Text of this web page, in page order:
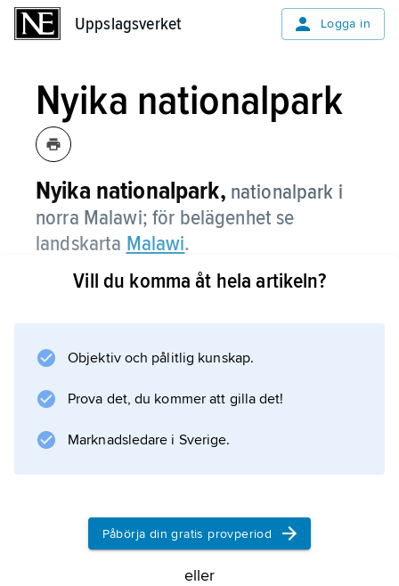
Uppslagsverket Logga in
Nyika nationalpark
Nyika nationalpark, nationalpark i
norra Malawi; för belägenhet se
landskarta Malawi.
Information om artikeln
Vill du komma åt hela artikeln?
Objektiv och pålitlig kunskap.
Prova det, du kommer att gilla det!
Marknadsledare i Sverige.
Påbörja din gratis provperiod
eller